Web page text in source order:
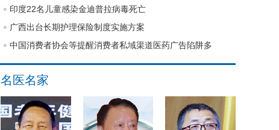
印度22名儿童感染金迪普拉病毒死亡
广西出台长期护理保险制度实施方案
中国消费者协会等提醒消费者私域渠道医药广告陷阱多
名医名家